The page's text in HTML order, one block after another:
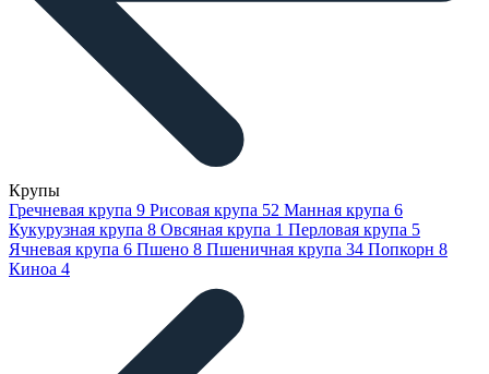
Крупы
Гречневая крупа 9 Рисовая крупа 52 Манная крупа 6
Кукурузная крупа 8 Овсяная крупа 1 Перловая крупа 5
Ячневая крупа 6 Пшено 8 Пшеничная крупа 34 Попкорн 8
Киноа 4